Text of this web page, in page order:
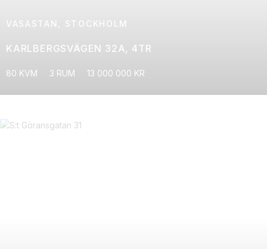
VASASTAN, STOCKHOLM
KARLBERGSVÄGEN 32A, 4TR
80 KVM 3 RUM 13 000 000 KR